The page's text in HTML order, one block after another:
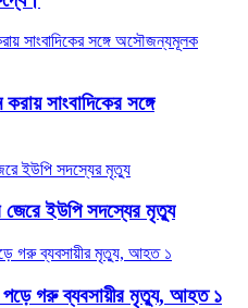
সাংবাদিকের সঙ্গে
জেরে ইউপি সদস্যের মৃত্যু
গরু ব্যবসায়ীর মৃত্যু, আহত ১